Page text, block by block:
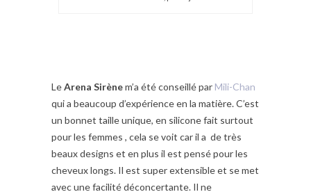
LeArena Sirènem’a été conseillé par Mili-Chan
qui a beaucoup d’expérience en la matière. C’est
un bonnet taille unique, en silicone fait surtout
pour les femmes , cela se voit car il a de très
beaux designs et en plus il est pensé pour les
cheveux longs. Il est super extensible et se met
avec une facilité déconcertante. Il ne